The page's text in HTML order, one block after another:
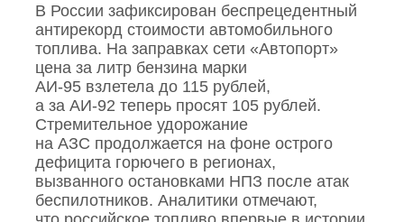
В России зафиксирован беспрецедентный
антирекорд стоимости автомобильного
топлива. На заправках сети «Автопорт»
цена за литр бензина марки
АИ‑95 взлетела до 115 рублей,
а за АИ‑92 теперь просят 105 рублей.
Стремительное удорожание
на АЗС продолжается на фоне острого
дефицита горючего в регионах,
вызванного остановками НПЗ после атак
беспилотников. Аналитики отмечают,